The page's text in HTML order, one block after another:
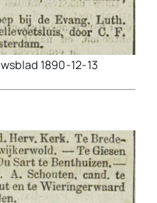
1890-12-13